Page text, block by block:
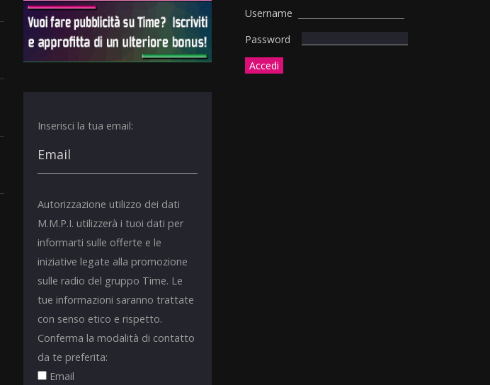
Inserisci la tua email:
Autorizzazione utilizzo dei dati
M.M.P.I. utilizzerà i tuoi dati per
informarti sulle offerte e le
iniziative legate alla promozione
sulle radio del gruppo Time. Le
tue informazioni saranno trattate
con senso etico e rispetto.
Conferma la modalità di contatto
da te preferita:
Email
Username
Password